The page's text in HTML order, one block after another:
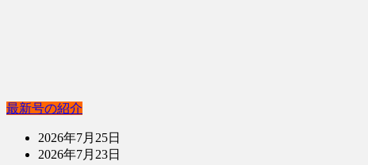
最新号の紹介
2026年7月25日
2026年7月23日